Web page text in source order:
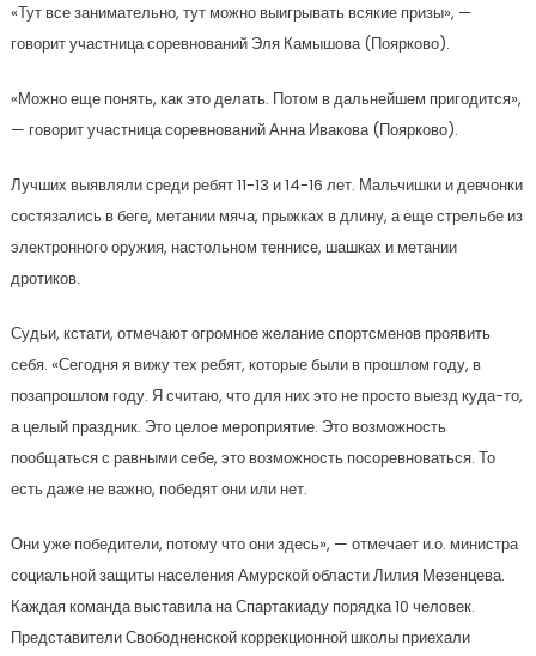
«Тут все занимательно, тут можно выигрывать всякие призы», —
говорит участница соревнований Эля Камышова (Поярково).
«Можно еще понять, как это делать. Потом в дальнейшем пригодится»,
— говорит участница соревнований Анна Ивакова (Поярково).
Лучших выявляли среди ребят 11-13 и 14-16 лет. Мальчишки и девчонки
состязались в беге, метании мяча, прыжках в длину, а еще стрельбе из
электронного оружия, настольном теннисе, шашках и метании
дротиков.
Судьи, кстати, отмечают огромное желание спортсменов проявить
себя. «Сегодня я вижу тех ребят, которые были в прошлом году, в
позапрошлом году. Я считаю, что для них это не просто выезд куда-то,
а целый праздник. Это целое мероприятие. Это возможность
пообщаться с равными себе, это возможность посоревноваться. То
есть даже не важно, победят они или нет.
Они уже победители, потому что они здесь», — отмечает и.о. министра
социальной защиты населения Амурской области Лилия Мезенцева.
Каждая команда выставила на Спартакиаду порядка 10 человек.
Представители Свободненской коррекционной школы приехали